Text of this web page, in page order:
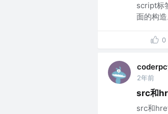
script标
面的构
0
2年前
src和
src和